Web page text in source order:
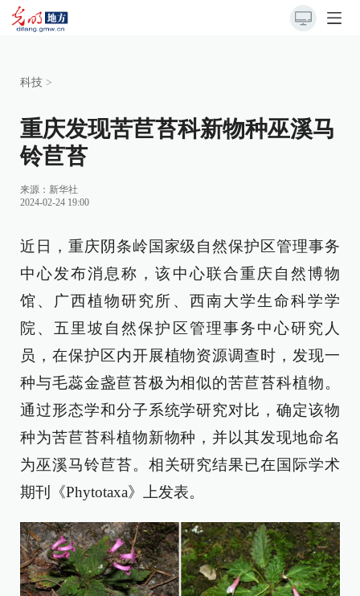
科技 >
重庆发现苦苣苔科新物种巫溪马
铃苣苔
来源： 新华社
2024-02-24 19:00
近日，重庆阴条岭国家级自然保护区管理事务
中心发布消息称，该中心联合重庆自然博物
馆、广西植物研究所、西南大学生命科学学
院、五里坡自然保护区管理事务中心研究人
员，在保护区内开展植物资源调查时，发现一
种与毛蕊金盏苣苔极为相似的苦苣苔科植物。
通过形态学和分子系统学研究对比，确定该物
种为苦苣苔科植物新物种，并以其发现地命名
为巫溪马铃苣苔。相关研究结果已在国际学术
期刊《Phytotaxa》上发表。